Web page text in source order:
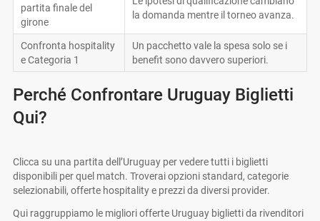
partita finale del
girone
la domanda mentre il torneo avanza.
Confronta hospitality
e Categoria 1
Un pacchetto vale la spesa solo se i
benefit sono davvero superiori.
Perché Confrontare Uruguay Biglietti
Qui?
Clicca su una partita dell’Uruguay per vedere tutti i biglietti
disponibili per quel match. Troverai opzioni standard, categorie
selezionabili, offerte hospitality e prezzi da diversi provider.
Qui raggruppiamo le migliori offerte Uruguay biglietti da rivenditori